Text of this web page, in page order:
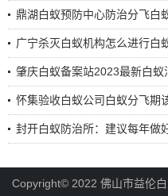
鼎湖白蚁预防中心防治分飞白
广宁杀灭白蚁机构怎么进行白
肇庆白蚁备案站2023最新白蚁
怀集验收白蚁公司白蚁分飞期
封开白蚁防治所：建议每年做
Copyright© 2022 佛山市益伦